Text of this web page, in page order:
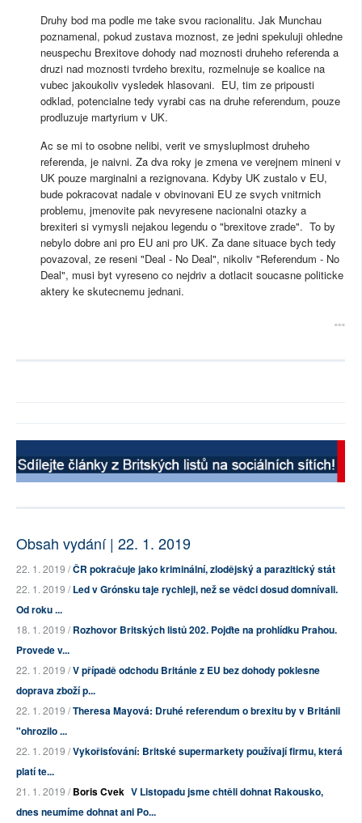
Druhy bod ma podle me take svou racionalitu. Jak Munchau
poznamenal, pokud zustava moznost, ze jedni spekuluji ohledne
neuspechu Brexitove dohody nad moznosti druheho referenda a
druzi nad moznosti tvrdeho brexitu, rozmelnuje se koalice na
vubec jakoukoliv vysledek hlasovani. EU, tim ze pripousti
odklad, potencialne tedy vyrabi cas na druhe referendum, pouze
prodluzuje martyrium v UK.
Ac se mi to osobne nelibi, verit ve smysluplmost druheho
referenda, je naivni. Za dva roky je zmena ve verejnem mineni v
UK pouze marginalni a rezignovana. Kdyby UK zustalo v EU,
bude pokracovat nadale v obvinovani EU ze svych vnitrnich
problemu, jmenovite pak nevyresene nacionalni otazky a
brexiteri si vymysli nejakou legendu o "brexitove zrade". To by
nebylo dobre ani pro EU ani pro UK. Za dane situace bych tedy
povazoval, ze reseni "Deal - No Deal", nikoliv "Referendum - No
Deal", musi byt vyreseno co nejdriv a dotlacit soucasne politicke
aktery ke skutecnemu jednani.
Obsah vydání | 22. 1. 2019
22. 1. 2019 /ČR pokračuje jako kriminální, zlodějský a parazitický stát
22. 1. 2019 /Led v Grónsku taje rychleji, než se vědci dosud domnívali.
Od roku ...
18. 1. 2019 /Rozhovor Britských listů 202. Pojďte na prohlídku Prahou.
Provede v...
22. 1. 2019 /V případě odchodu Británie z EU bez dohody poklesne
doprava zboží p...
22. 1. 2019 /Theresa Mayová: Druhé referendum o brexitu by v Británii
"ohrozilo ...
22. 1. 2019 /Vykořisťování: Britské supermarkety používají firmu, která
platí te...
21. 1. 2019 /Boris Cvek V Listopadu jsme chtěli dohnat Rakousko,
dnes neumíme dohnat ani Po...